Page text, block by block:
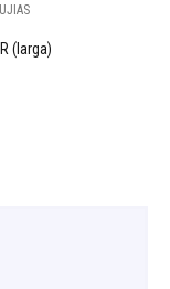
(larga)